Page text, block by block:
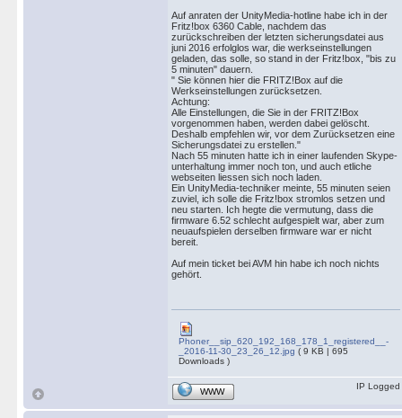
Auf anraten der UnityMedia-hotline habe ich in der
Fritz!box 6360 Cable, nachdem das
zurückschreiben der letzten sicherungsdatei aus
juni 2016 erfolglos war, die werkseinstellungen
geladen, das solle, so stand in der Fritz!box, "bis zu
5 minuten" dauern.
" Sie können hier die FRITZ!Box auf die
Werkseinstellungen zurücksetzen.
Achtung:
Alle Einstellungen, die Sie in der FRITZ!Box
vorgenommen haben, werden dabei gelöscht.
Deshalb empfehlen wir, vor dem Zurücksetzen eine
Sicherungsdatei zu erstellen."
Nach 55 minuten hatte ich in einer laufenden Skype-
unterhaltung immer noch ton, und auch etliche
webseiten liessen sich noch laden.
Ein UnityMedia-techniker meinte, 55 minuten seien
zuviel, ich solle die Fritz!box stromlos setzen und
neu starten. Ich hegte die vermutung, dass die
firmware 6.52 schlecht aufgespielt war, aber zum
neuaufspielen derselben firmware war er nicht
bereit.
Auf mein ticket bei AVM hin habe ich noch nichts
gehört.
Phoner__sip_620_192_168_178_1_registered__-
_2016-11-30_23_26_12.jpg ( 9 KB | 695
Downloads )
WWW
IP Logged